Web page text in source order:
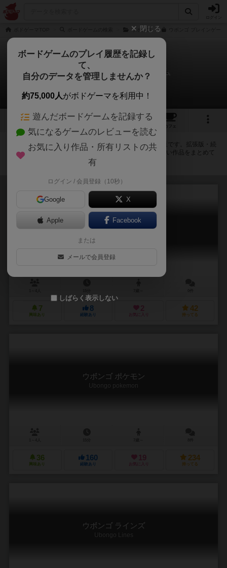
ウボンゴ
ウボンゴ ブレインゲーム
拡張/関連作品 20件
1 1 3
カフェ
ウボンゴ ブレインゲームに紐付いているボードゲーム一覧です。拡張版・続
編・リメイク版などの同じシリーズを中心に、関連性の強い作品をまとめて
います。
ウボンゴ ディズニー ツムツム
Ubongo Disney TSUMTSUM
7
興味あり
8
経験あり
2
お気に入り
42
持ってる
ウボンゴ ポケモン
Ubongo pokemon
36
興味あり
160
経験あり
19
お気に入り
234
持ってる
ウボンゴ ラインズ
Ubongo Lines
閉じる
ボードゲームのプレイ履歴を記録し
て、
自分のデータを管理しませんか？
約75,000人がボドゲーマを利用中！
遊んだボードゲームを記録する
気になるゲームのレビューを読む
お気に入り作品・所有リストの共
有
ログイン / 会員登録（10秒）
Google X
Apple Facebook
または
メールで会員登録
しばらく表示しない